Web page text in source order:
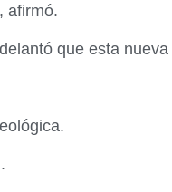
afirmó.
que esta